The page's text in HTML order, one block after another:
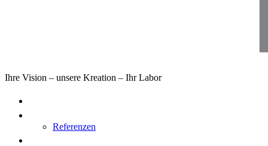
Ihre Vision – unsere Kreation – Ihr Labor
Referenzen